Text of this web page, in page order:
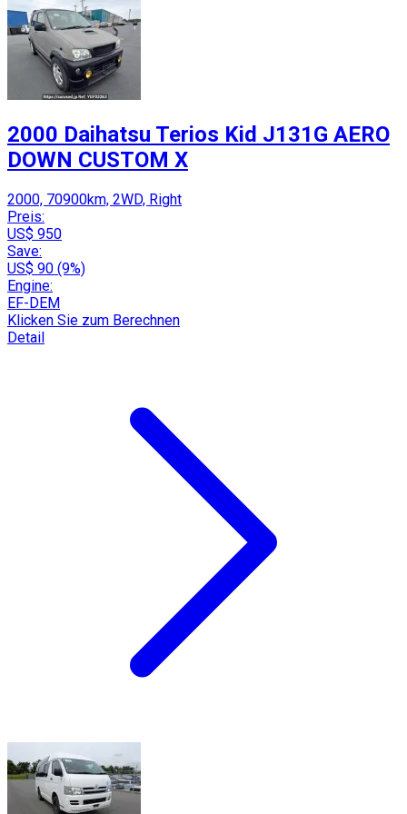
2000 Daihatsu Terios Kid J131G AERO
DOWN CUSTOM X
2000, 70900km, 2WD, Right
Preis:
US$ 950
Save:
US$ 90 (9%)
Engine:
EF-DEM
Klicken Sie zum Berechnen
Detail